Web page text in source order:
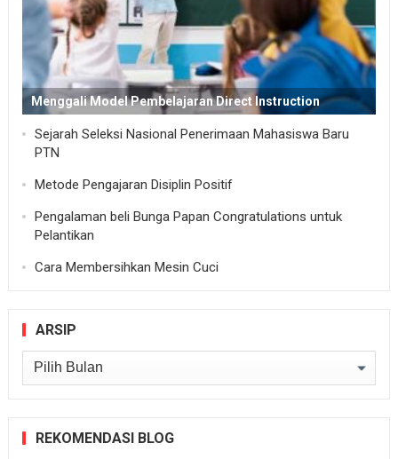
Menggali Model Pembelajaran Direct Instruction
Sejarah Seleksi Nasional Penerimaan Mahasiswa Baru
PTN
Metode Pengajaran Disiplin Positif
Pengalaman beli Bunga Papan Congratulations untuk
Pelantikan
Cara Membersihkan Mesin Cuci
ARSIP
Arsip
REKOMENDASI BLOG